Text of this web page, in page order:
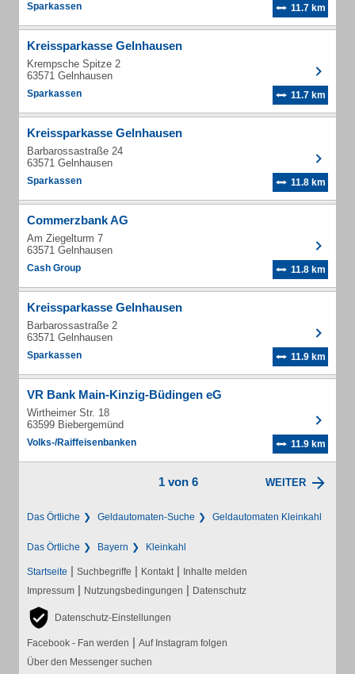
Sparkassen 11.7 km
Kreissparkasse Gelnhausen
Krempsche Spitze 2
63571 Gelnhausen
Sparkassen 11.7 km
Kreissparkasse Gelnhausen
Barbarossastraße 24
63571 Gelnhausen
Sparkassen 11.8 km
Commerzbank AG
Am Ziegelturm 7
63571 Gelnhausen
Cash Group 11.8 km
Kreissparkasse Gelnhausen
Barbarossastraße 2
63571 Gelnhausen
Sparkassen 11.9 km
VR Bank Main-Kinzig-Büdingen eG
Wirtheimer Str. 18
63599 Biebergemünd
Volks-/Raiffeisenbanken 11.9 km
1 von 6 WEITER
Das Örtliche Geldautomaten-Suche Geldautomaten Kleinkahl
Das Örtliche Bayern Kleinkahl
Startseite | Suchbegriffe | Kontakt | Inhalte melden
Impressum | Nutzungsbedingungen | Datenschutz
Datenschutz-Einstellungen
Facebook - Fan werden | Auf Instagram folgen
Über den Messenger suchen